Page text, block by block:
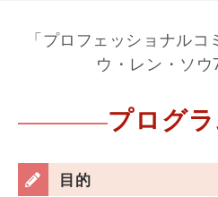
「プロフェッショナル
ウ・レン・ソウ
プログ
目的